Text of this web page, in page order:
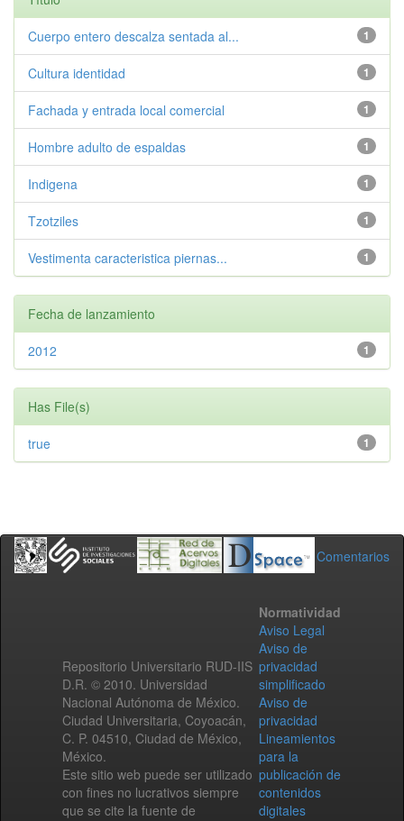
1
Cuerpo entero descalza sentada al...
1
Cultura identidad
1
Fachada y entrada local comercial
1
Hombre adulto de espaldas
1
Indigena
1
Tzotziles
1
Vestimenta caracteristica piernas...
Fecha de lanzamiento
1
2012
Has File(s)
1
true
Comentarios
Repositorio Universitario RUD-IIS
D.R. © 2010. Universidad
Nacional Autónoma de México.
Ciudad Universitaria, Coyoacán,
C. P. 04510, Ciudad de México,
México.
Este sitio web puede ser utilizado
con fines no lucrativos siempre
que se cite la fuente de
Normatividad
Aviso Legal
Aviso de
privacidad
simplificado
Aviso de
privacidad
Lineamientos
para la
publicación de
contenidos
digitales